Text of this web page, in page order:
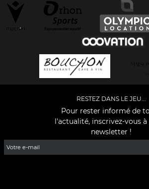
RESTEZ DANS LE JEU...
Pour rester informé de
l'actualité, inscrivez-vous
newsletter !